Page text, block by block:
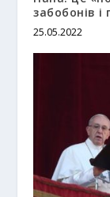
забобонів
25.05.2022